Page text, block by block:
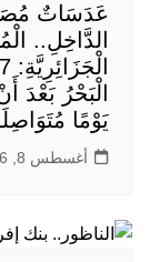
عَدَسَاتٌ
الدَّاخِلِ..
يَوْمًا
أغسطس 8, 2026